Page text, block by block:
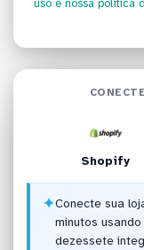
uso e nossa política
Shopify
✦Conecte sua
minutos
dezessete